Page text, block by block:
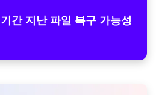
간 지난 파일 복구 가능성